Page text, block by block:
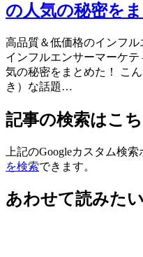
の人気の秘密を
高品質＆低価格のインフル
インフルエンサーマーケテ
気の秘密をまとめた！ こ
き）な話題…
記事の検索はこ
上記のGoogleカスタム検
を検索できます。
あわせて読みたい